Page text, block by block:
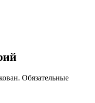
Обязательные